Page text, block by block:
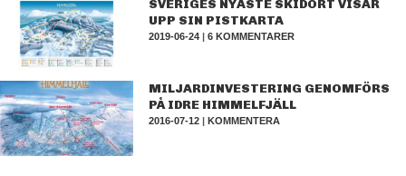
SVERIGES NYASTE SKIDORT VISAR
UPP SIN PISTKARTA
2019-06-24 |6 KOMMENTARER
MILJARDINVESTERING GENOMFÖRS
PÅ IDRE HIMMELFJÄLL
2016-07-12 |KOMMENTERA